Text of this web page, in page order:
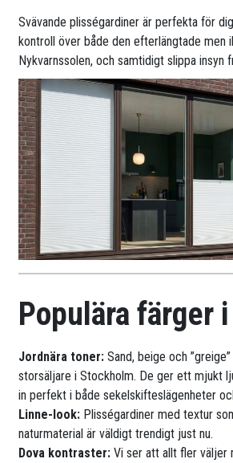
Svävande plisségardiner är perfekta för dig
kontroll över både den efterlängtade men
Nykvarnssolen, och samtidigt slippa insyn
Populära färger
Jordnära toner: Sand, beige och
storsäljare i Stockholm. De ger ett mjukt
in perfekt i både sekelskifteslägenheter
Linne-look: Plisségardiner med textur
naturmaterial är väldigt trendigt just nu.
Dova kontraster: Vi ser att allt fler väljer